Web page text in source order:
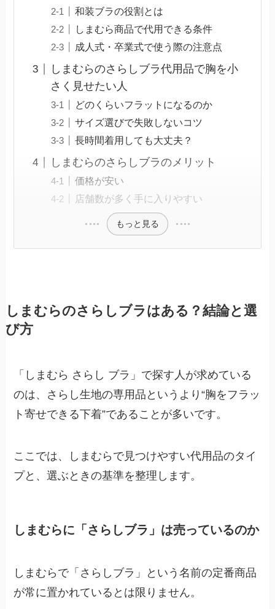
和装ブラの役割とは
しまむら商品で代用できる条件
成人式・卒業式で使う際の注意点
しまむらのさらしブラ代用品で胸を小
さく見せたい人
どのくらいフラットになるのか
サイズ選びで失敗しないコツ
長時間着用しても大丈夫？
しまむらのさらしブラのメリット
価格が安い
店舗数が多く手に入りやすい
もっと見る
しまむらのさらしブラはある？結論と選
び方
「しまむら さらし ブラ」で探す人が求めている
のは、さらし生地の専用品というより“胸をフラッ
ト寄せできる下着”であることが多いです。
ここでは、しまむらで見つけやすい代用品のタイ
プと、選ぶときの基準を整理します。
しまむらに「さらしブラ」は売っているのか
しまむらで「さらしブラ」という名前の定番商品
が常に置かれているとは限りません。